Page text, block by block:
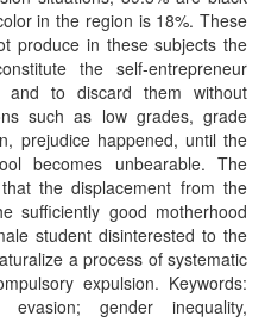
in the region is 18%. These
produce in these subjects the
the self-entrepreneur
to discard them without
such as low grades, grade
prejudice happened, until the
becomes unbearable. The
the displacement from the
sufficiently good motherhood
student disinterested to the
a process of systematic
expulsion. Keywords:
evasion; gender inequality,